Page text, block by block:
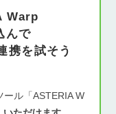
Warp
んで
を試そう
ル「ASTERIA W